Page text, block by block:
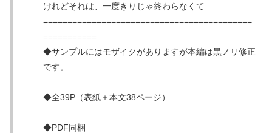
けれどそれは、一度きりじゃ終わらなくて――
===========================================
===========
◆サンプルにはモザイクがありますが本編は黒ノリ修正
です。
◆全39P（表紙＋本文38ページ）
◆PDF同梱